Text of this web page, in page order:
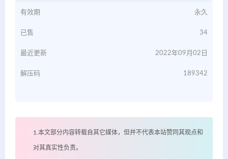
有效期 永久
已售 34
最近更新 2022年09月02日
解压码 189342
1.本文部分内容转载自其它媒体，但并不代表本站赞同其观点和
对其真实性负责。